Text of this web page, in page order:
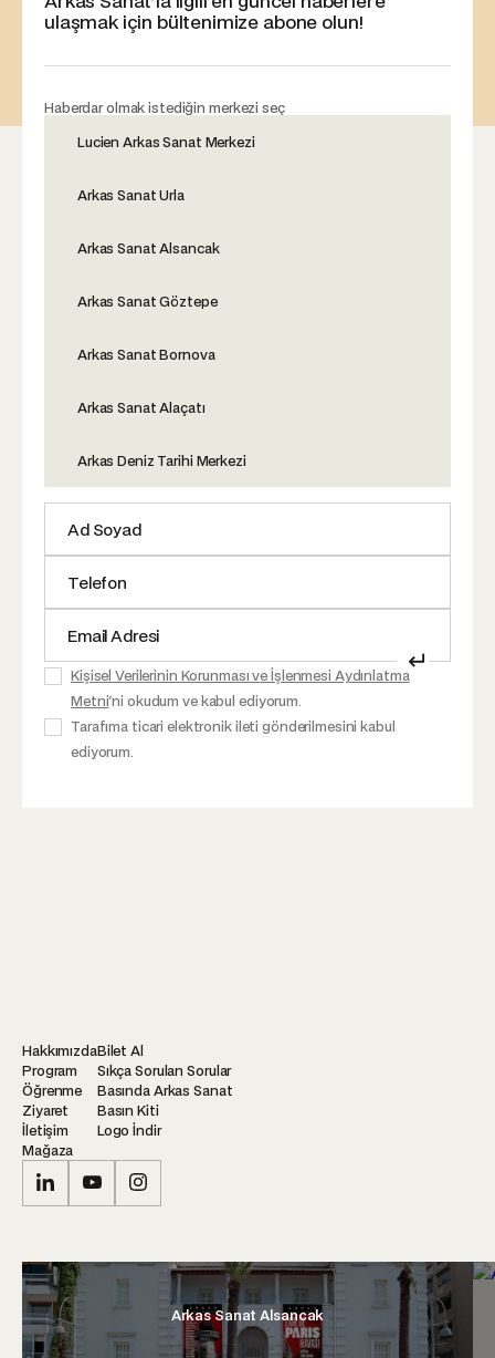
ulaşmak için bültenimize abone olun!
Haberdar olmak istediğin merkezi seç
Lucien Arkas Sanat Merkezi
Arkas Sanat Urla
Arkas Sanat Alsancak
Arkas Sanat Göztepe
Arkas Sanat Bornova
Arkas Sanat Alaçatı
Arkas Deniz Tarihi Merkezi
Kişisel Verilerinin Korunması ve İşlenmesi Aydınlatma
Metni'ni okudum ve kabul ediyorum.
Tarafıma ticari elektronik ileti gönderilmesini kabul
ediyorum.
↵
Hakkımızda
Program
Öğrenme
Ziyaret
İletişim
Mağaza
Bilet Al
Sıkça Sorulan Sorular
Basında Arkas Sanat
Basın Kiti
Logo İndir
Arkas Sanat Alsancak